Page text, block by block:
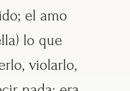
el amo
lo que
violarlo,